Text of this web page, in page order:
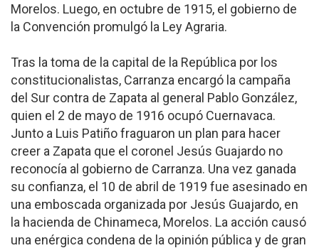
Morelos. Luego, en octubre de 1915, el gobierno de
la Convención promulgó la Ley Agraria.
Tras la toma de la capital de la República por los
constitucionalistas, Carranza encargó la campaña
del Sur contra de Zapata al general Pablo González,
quien el 2 de mayo de 1916 ocupó Cuernavaca.
Junto a Luis Patiño fraguaron un plan para hacer
creer a Zapata que el coronel Jesús Guajardo no
reconocía al gobierno de Carranza. Una vez ganada
su confianza, el 10 de abril de 1919 fue asesinado en
una emboscada organizada por Jesús Guajardo, en
la hacienda de Chinameca, Morelos. La acción causó
una enérgica condena de la opinión pública y de gran